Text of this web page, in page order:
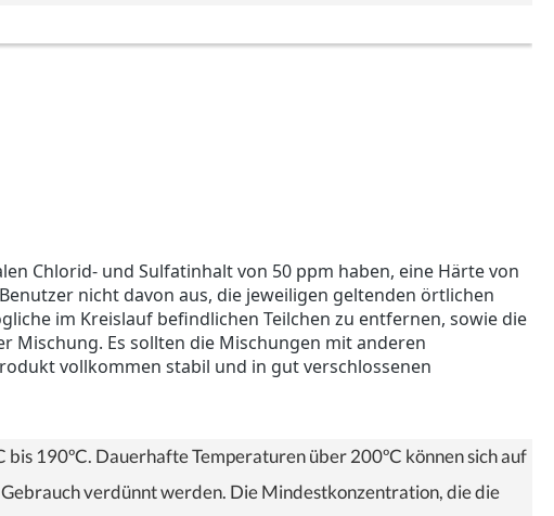
Chlorid- und Sulfatinhalt von 50 ppm haben, eine Härte von
nicht davon aus, die jeweiligen geltenden örtlichen
im Kreislauf befindlichen Teilchen zu entfernen, sowie die
Mischung. Es sollten die Mischungen mit anderen
vollkommen stabil und in gut verschlossenen
190ºC. Dauerhafte Temperaturen über 200ºC können sich auf
verdünnt werden. Die Mindestkonzentration, die die